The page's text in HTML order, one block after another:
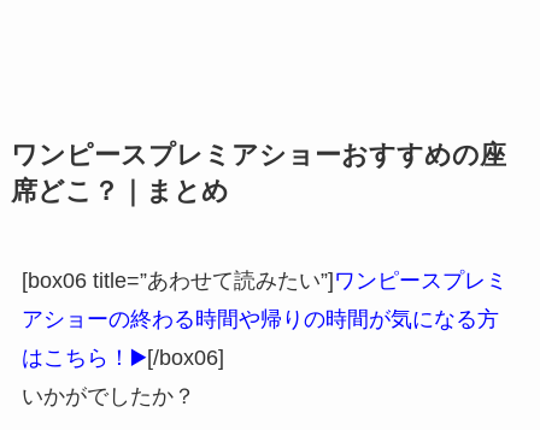
ワンピースプレミアショーおすすめの座
席どこ？｜まとめ
[box06 title=”あわせて読みたい”]ワンピースプレミ
アショーの終わる時間や帰りの時間が気になる方
はこちら！▶️[/box06]
いかがでしたか？